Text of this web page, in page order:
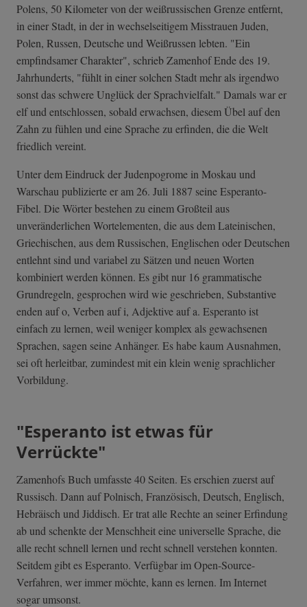
Polens, 50 Kilometer von der weißrussischen Grenze entfernt,
in einer Stadt, in der in wechselseitigem Misstrauen Juden,
Polen, Russen, Deutsche und Weißrussen lebten. "Ein
empfindsamer Charakter", schrieb Zamenhof Ende des 19.
Jahrhunderts, "fühlt in einer solchen Stadt mehr als irgendwo
sonst das schwere Unglück der Sprachvielfalt." Damals war er
elf und entschlossen, sobald erwachsen, diesem Übel auf den
Zahn zu fühlen und eine Sprache zu erfinden, die die Welt
friedlich vereint.
Unter dem Eindruck der Judenpogrome in Moskau und
Warschau publizierte er am 26. Juli 1887 seine Esperanto-
Fibel. Die Wörter bestehen zu einem Großteil aus
unveränderlichen Wortelementen, die aus dem Lateinischen,
Griechischen, aus dem Russischen, Englischen oder Deutschen
entlehnt sind und variabel zu Sätzen und neuen Worten
kombiniert werden können. Es gibt nur 16 grammatische
Grundregeln, gesprochen wird wie geschrieben, Substantive
enden auf o, Verben auf i, Adjektive auf a. Esperanto ist
einfach zu lernen, weil weniger komplex als gewachsenen
Sprachen, sagen seine Anhänger. Es habe kaum Ausnahmen,
sei oft herleitbar, zumindest mit ein klein wenig sprachlicher
Vorbildung.
"Esperanto ist etwas für
Verrückte"
Zamenhofs Buch umfasste 40 Seiten. Es erschien zuerst auf
Russisch. Dann auf Polnisch, Französisch, Deutsch, Englisch,
Hebräisch und Jiddisch. Er trat alle Rechte an seiner Erfindung
ab und schenkte der Menschheit eine universelle Sprache, die
alle recht schnell lernen und recht schnell verstehen konnten.
Seitdem gibt es Esperanto. Verfügbar im Open-Source-
Verfahren, wer immer möchte, kann es lernen. Im Internet
sogar umsonst.